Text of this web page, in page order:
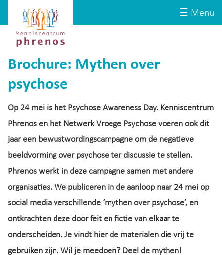
☰ Menu
Kenniscentrum
Phrenos
website
Brochure: Mythen over
psychose
Op 24 mei is het Psychose Awareness Day. Kenniscentrum
Phrenos en het Netwerk Vroege Psychose voeren ook dit
jaar een bewustwordingscampagne om de negatieve
beeldvorming over psychose ter discussie te stellen.
Phrenos werkt in deze campagne samen met andere
organisaties. We publiceren in de aanloop naar 24 mei op
social media verschillende ‘mythen over psychose’, en
ontkrachten deze door feit en fictie van elkaar te
onderscheiden. Je vindt hier de materialen die vrij te
gebruiken zijn. Wil je meedoen? Deel de mythen!